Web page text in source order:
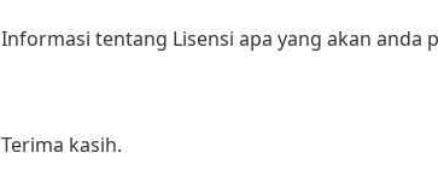
Informasi tentang Lisensi apa yang akan anda
Terima kasih.